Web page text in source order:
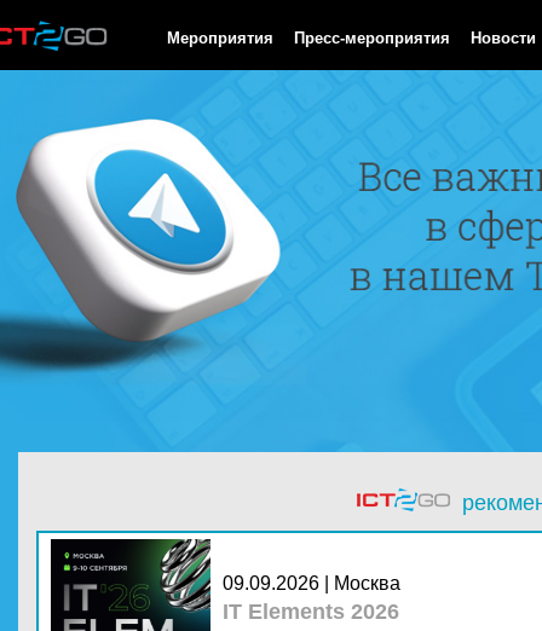
Мероприятия Пресс-мероприятия Новости
09.09.2026 | Москва
IT Elements 2026